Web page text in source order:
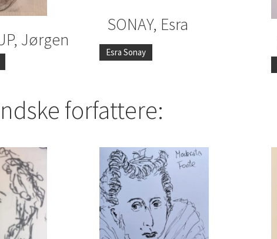
Jørgen
SONAY, Esra
Esra Sonay
forfattere: